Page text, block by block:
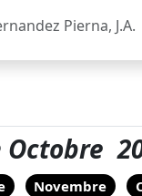
Pierna, J.A.
Octobre
Novembre